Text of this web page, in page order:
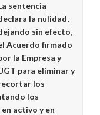
sentencia
la nulidad,
sin efecto,
Acuerdo firmado
la Empresa y
para eliminar y
los
los
activo y en